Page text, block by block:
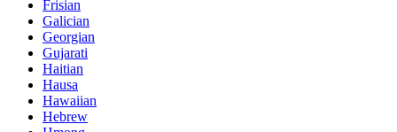
Frisian
Galician
Georgian
Gujarati
Haitian
Hausa
Hawaiian
Hebrew